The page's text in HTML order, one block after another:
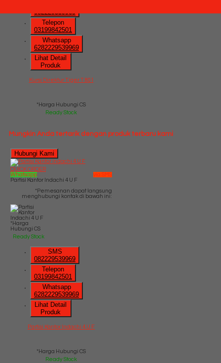
082229539969
Telepon
03199842501
Whatsapp
6282229539969
Lihat Detail
Produk
Kursi Direktur Tiger T 801
*Harga Hubungi CS
Ready Stock
Mungkin Anda tertarik dengan produk terbaru kami
Hubungi Kami
QUICK ORDER
Whatsapp
via SMS
Partisi Kantor Indachi 4 U F
*Pemesanan dapat langsung
menghubungi kontak di bawah ini:
*Harga
Hubungi CS
Ready Stock
SMS
082229539969
Telepon
03199842501
Whatsapp
6282229539969
Lihat Detail
Produk
Partisi Kantor Indachi 4 U F
*Harga Hubungi CS
Ready Stock